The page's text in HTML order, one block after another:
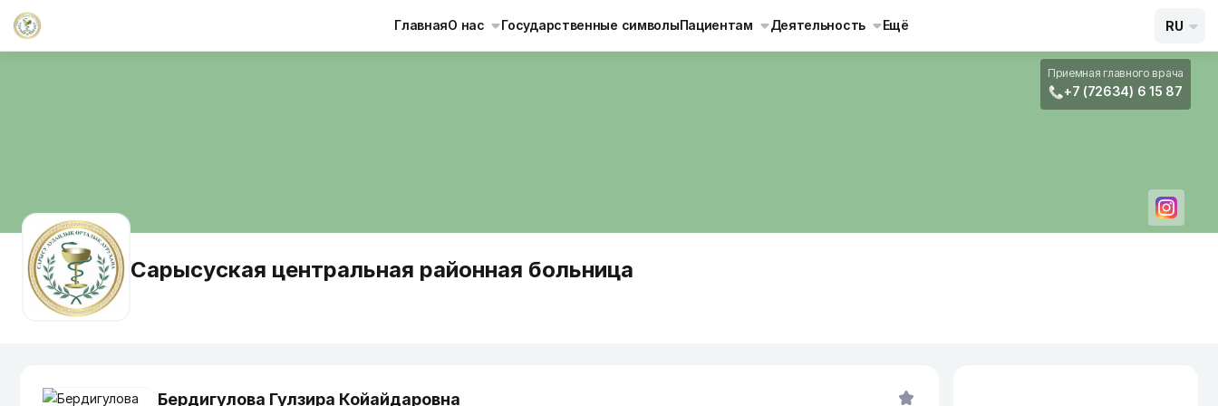
ГлавнаяО нас Государственные символыПациентам Деятельность Ещё RU
Приемная главного врача
+7 (72634) 6 15 87
Сарысуская центральная районная больница
Бердигулова Гулзира Койайдаровна